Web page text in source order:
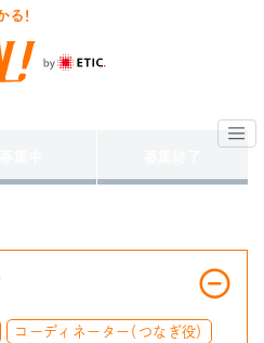
コーディネーター（つなぎ役）